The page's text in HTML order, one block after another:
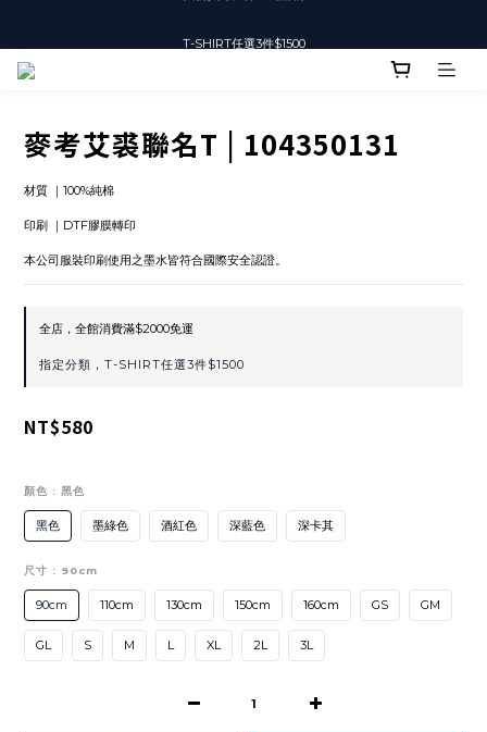
T-SHIRT任選3件$1500
麥考艾裘聯名T | 104350131
材質 ｜100%純棉
印刷 ｜DTF膠膜轉印
本公司服裝印刷使用之墨水皆符合國際安全認證。
全店，全館消費滿$2000免運
指定分類，T-SHIRT任選3件$1500
NT$580
顏色 : 黑色
黑色 墨綠色 酒紅色 深藍色 深卡其
尺寸 : 90cm
90cm 110cm 130cm 150cm 160cm GS GM
GL S M L XL 2L 3L